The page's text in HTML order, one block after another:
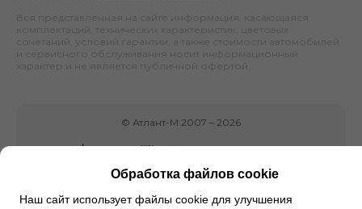
Вся представленная на сайте информация, касающаяся
комплектаций, технических характеристик, цветовых
сочетаний, условий гарантии, а также стоимости автомобилей
и сервисного обслуживания носит информационный
характер и не является публичной офертой.
© Атлант-М 2007 – 2026
Обработка файлов cookie
Наш сайт использует файлы cookie для улучшения